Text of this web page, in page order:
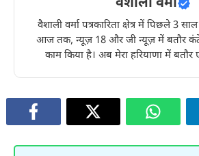
वैशाली वर्मा पत्रकारिता क्षेत्र में पिछले 3
आज तक, न्यूज़ 18 और जी न्यूज़ में बतौर
काम किया है। अब मेरा हरियाणा में बतौर